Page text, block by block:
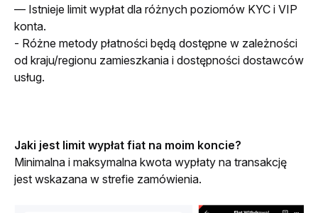
— Istnieje limit wypłat dla różnych poziomów KYC i VIP
konta.
- Różne metody płatności będą dostępne w zależności
od kraju/regionu zamieszkania i dostępności dostawców
usług.
Jaki jest limit wypłat fiat na moim koncie?
Minimalna i maksymalna kwota wypłaty na transakcję
jest wskazana w strefie zamówienia.